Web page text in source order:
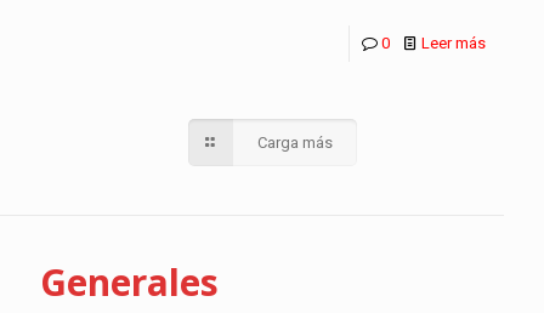
0 Leer más
Carga más
Generales